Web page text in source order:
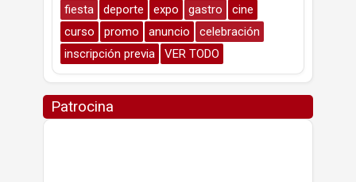
fiesta
deporte expo gastro
cine
curso
promo anuncio
celebración
inscripción previa
VER TODO
Patrocina